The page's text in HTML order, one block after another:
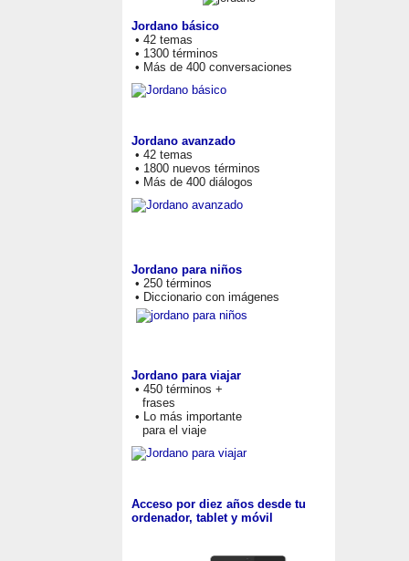
Jordano básico
• 42 temas
• 1300 términos
• Más de 400 conversaciones
Jordano avanzado
• 42 temas
• 1800 nuevos términos
• Más de 400 diálogos
Jordano para niños
• 250 términos
• Diccionario con imágenes
Jordano para viajar
• 450 términos +
frases
• Lo más importante
para el viaje
Acceso por diez años desde tu
ordenador, tablet y móvil